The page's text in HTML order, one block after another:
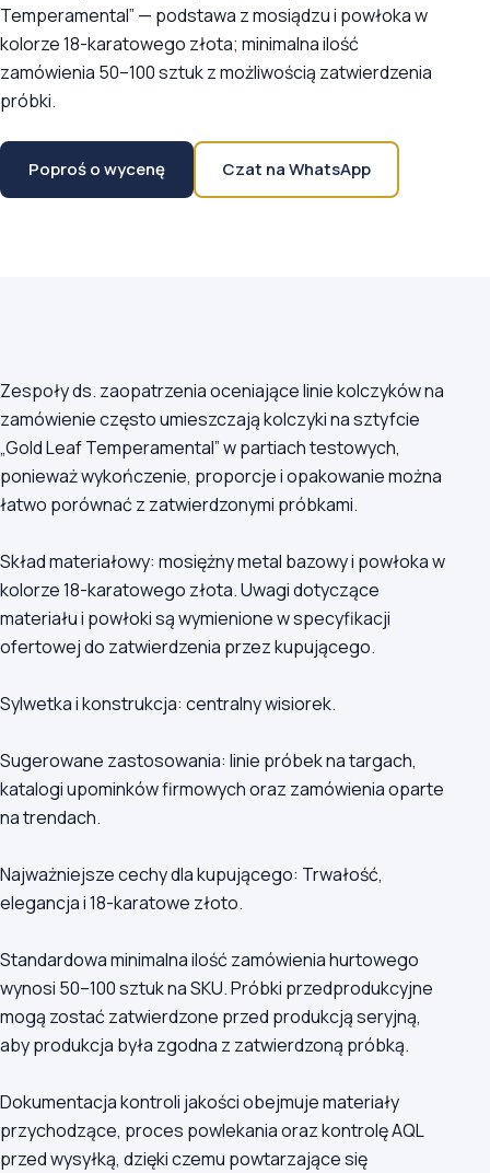
Temperamental” — podstawa z mosiądzu i powłoka w
kolorze 18-karatowego złota; minimalna ilość
zamówienia 50–100 sztuk z możliwością zatwierdzenia
próbki.
Poproś o wycenę Czat na WhatsApp
Zespoły ds. zaopatrzenia oceniające linie kolczyków na
zamówienie często umieszczają kolczyki na sztyfcie
„Gold Leaf Temperamental” w partiach testowych,
ponieważ wykończenie, proporcje i opakowanie można
łatwo porównać z zatwierdzonymi próbkami.
Skład materiałowy: mosiężny metal bazowy i powłoka w
kolorze 18-karatowego złota. Uwagi dotyczące
materiału i powłoki są wymienione w specyfikacji
ofertowej do zatwierdzenia przez kupującego.
Sylwetka i konstrukcja: centralny wisiorek.
Sugerowane zastosowania: linie próbek na targach,
katalogi upominków firmowych oraz zamówienia oparte
na trendach.
Najważniejsze cechy dla kupującego: Trwałość,
elegancja i 18-karatowe złoto.
Standardowa minimalna ilość zamówienia hurtowego
wynosi 50–100 sztuk na SKU. Próbki przedprodukcyjne
mogą zostać zatwierdzone przed produkcją seryjną,
aby produkcja była zgodna z zatwierdzoną próbką.
Dokumentacja kontroli jakości obejmuje materiały
przychodzące, proces powlekania oraz kontrolę AQL
przed wysyłką, dzięki czemu powtarzające się